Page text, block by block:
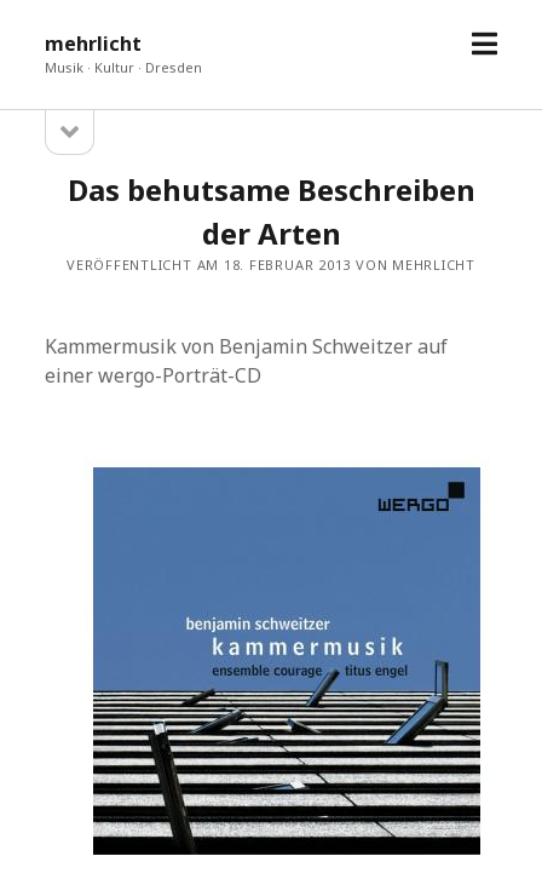
mehrlicht
Musik · Kultur · Dresden
Menü
Sidebar
öffnen
Das behutsame Beschreiben
der Arten
VERÖFFENTLICHT AM 18. FEBRUAR 2013 VON MEHRLICHT
Kammermusik von Benjamin Schweitzer auf
einer wergo-Porträt-CD